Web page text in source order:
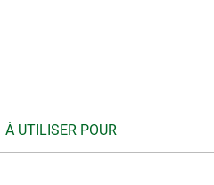
À UTILISER POUR